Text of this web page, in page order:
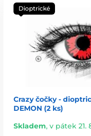
Dioptrické
Crazy čočky -
DEMON (2 ks)
Skladem,v pátek 21.